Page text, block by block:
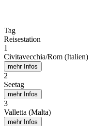
Tag
Reisestation
1
Civitavecchia/Rom (Italien)
mehr Infos
2
Seetag
mehr Infos
3
Valletta (Malta)
mehr Infos